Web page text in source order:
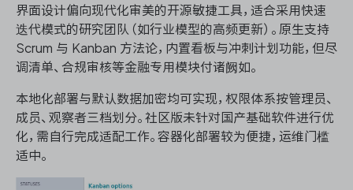
界面设计偏向现代化审美的开源敏捷工具，适合采用快速
迭代模式的研究团队（如行业模型的高频更新）。原生支持
Scrum 与 Kanban 方法论，内置看板与冲刺计划功能，但尽
调清单、合规审核等金融专用模块付诸阙如。
本地化部署与默认数据加密均可实现，权限体系按管理员、
成员、观察者三档划分。社区版未针对国产基础软件进行优
化，需自行完成适配工作。容器化部署较为便捷，运维门槛
适中。